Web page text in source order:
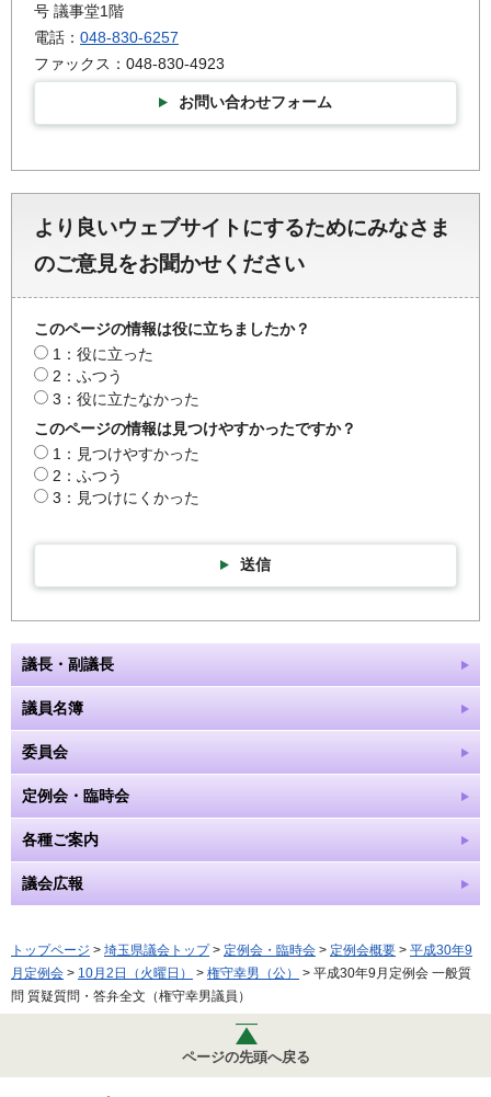
号 議事堂1階
電話： 048-830-6257
ファックス：048-830-4923
お問い合わせフォーム
より良いウェブサイトにするためにみなさま
のご意見をお聞かせください
このページの情報は役に立ちましたか？
1：役に立った
2：ふつう
3：役に立たなかった
このページの情報は見つけやすかったですか？
1：見つけやすかった
2：ふつう
3：見つけにくかった
送信
議長・副議長
議員名簿
委員会
定例会・臨時会
各種ご案内
議会広報
トップページ > 埼玉県議会トップ> 定例会・臨時会 > 定例会概要 > 平成30年9
月定例会 > 10月2日（火曜日） > 権守幸男（公）
> 平成30年9月定例会 一般質
問 質疑質問・答弁全文（権守幸男議員）
ページの先頭へ戻る